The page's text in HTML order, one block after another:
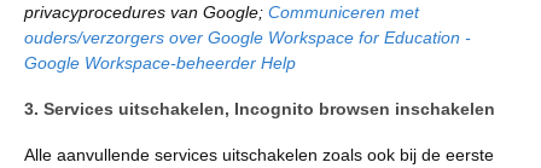
privacyprocedures van Google; Communiceren met
ouders/verzorgers over Google Workspace for Education -
Google Workspace-beheerder Help
3. Services uitschakelen, Incognito browsen inschakelen
Alle aanvullende services uitschakelen zoals ook bij de eerste